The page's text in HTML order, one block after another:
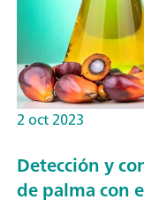
2 oct 2023
Detección y
de palma con